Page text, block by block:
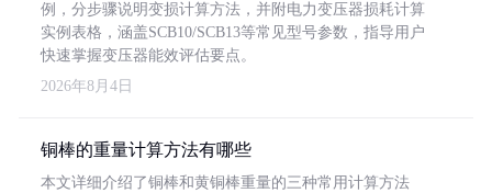
例，分步骤说明变损计算方法，并附电力变压器损耗计算
实例表格，涵盖SCB10/SCB13等常见型号参数，指导用户
快速掌握变压器能效评估要点。
2026年8月4日
铜棒的重量计算方法有哪些
本文详细介绍了铜棒和黄铜棒重量的三种常用计算方法